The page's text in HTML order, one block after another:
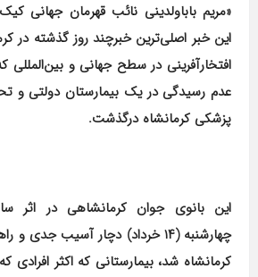
«مریم باباولدینی نائب قهرمان جهانی
این خبر اصلی‌ترین خبرچند روز گذشته در
افتخارآفرینی در سطح جهانی و
عدم رسیدگی در یک بیمارستان دولتی و
پزشکی کرمانشاه درگذشت.
این بانوی جوان کرمانشاهی در اثر
چهارشنبه (۱۴ خرداد) دچار آسیب
کرمانشاه شد، بیمارستانی که اکثر افرادی